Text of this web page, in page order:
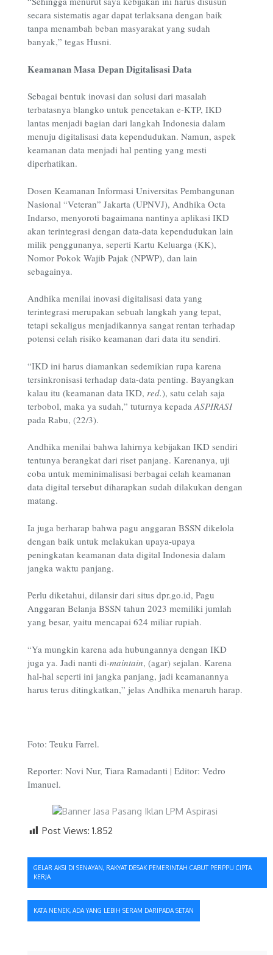
secara sistematis agar dapat terlaksana dengan baik
tanpa menambah beban masyarakat yang sudah
banyak,” tegas Husni.
Keamanan Masa Depan Digitalisasi Data
Sebagai bentuk inovasi dan solusi dari masalah
terbatasnya blangko untuk pencetakan e-KTP, IKD
lantas menjadi bagian dari langkah Indonesia dalam
menuju digitalisasi data kependudukan. Namun, aspek
keamanan data menjadi hal penting yang mesti
diperhatikan.
Dosen Keamanan Informasi Universitas Pembangunan
Nasional “Veteran” Jakarta (UPNVJ), Andhika Octa
Indarso, menyoroti bagaimana nantinya aplikasi IKD
akan terintegrasi dengan data-data kependudukan lain
milik penggunanya, seperti Kartu Keluarga (KK),
Nomor Pokok Wajib Pajak (NPWP), dan lain
sebagainya.
Andhika menilai inovasi digitalisasi data yang
terintegrasi merupakan sebuah langkah yang tepat,
tetapi sekaligus menjadikannya sangat rentan terhadap
potensi celah risiko keamanan dari data itu sendiri.
“IKD ini harus diamankan sedemikian rupa karena
tersinkronisasi terhadap data-data penting. Bayangkan
kalau itu (keamanan data IKD, red.), satu celah saja
terbobol, maka ya sudah,” tuturnya kepada ASPIRASI
pada Rabu, (22/3).
Andhika menilai bahwa lahirnya kebijakan IKD sendiri
tentunya berangkat dari riset panjang. Karenanya, uji
coba untuk meminimalisasi berbagai celah keamanan
data digital tersebut diharapkan sudah dilakukan dengan
matang.
Ia juga berharap bahwa pagu anggaran BSSN dikelola
dengan baik untuk melakukan upaya-upaya
peningkatan keamanan data digital Indonesia dalam
jangka waktu panjang.
Perlu diketahui, dilansir dari situs dpr.go.id, Pagu
Anggaran Belanja BSSN tahun 2023 memiliki jumlah
yang besar, yaitu mencapai 624 miliar rupiah.
“Ya mungkin karena ada hubungannya dengan IKD
juga ya. Jadi nanti di-maintain, (agar) sejalan. Karena
hal-hal seperti ini jangka panjang, jadi keamanannya
harus terus ditingkatkan,” jelas Andhika menaruh harap.
Foto: Teuku Farrel.
Reporter: Novi Nur, Tiara Ramadanti | Editor: Vedro
Imanuel.
Post Views: 1.852
Navigasi
pos
GELAR AKSI DI SENAYAN, RAKYAT DESAK PEMERINTAH CABUT PERPPU CIPTA
KERJA
KATA NENEK, ADA YANG LEBIH SERAM DARIPADA SETAN